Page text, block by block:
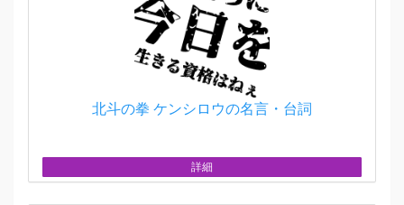
北斗の拳 ケンシロウの名言・台詞
詳細